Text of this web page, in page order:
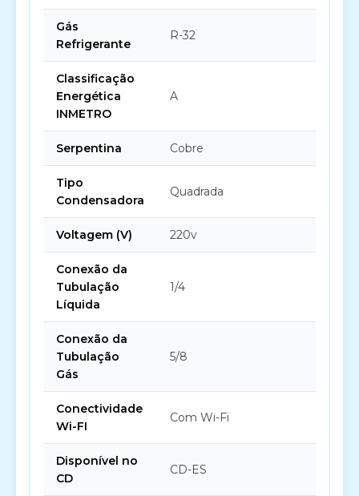
Gás
Refrigerante
R-32
Classificação
Energética
INMETRO
A
Serpentina Cobre
Tipo
Condensadora
Quadrada
Voltagem (V) 220v
Conexão da
Tubulação
Líquida
1/4
Conexão da
Tubulação
Gás
5/8
Conectividade
Wi-FI
Com Wi-Fi
Disponível no
CD
CD-ES